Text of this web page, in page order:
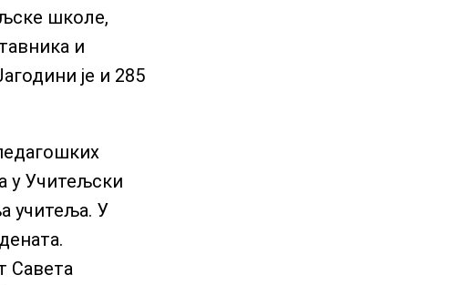
школе,
и
је и 285
у Учитељски
учитеља. У
Савета